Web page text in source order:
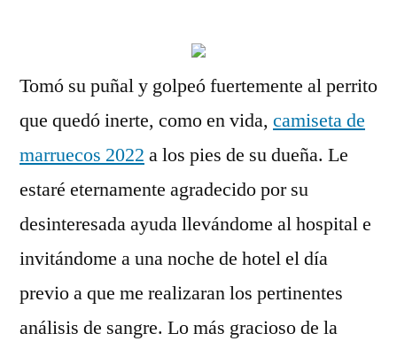
Tomó su puñal y golpeó fuertemente al perrito
que quedó inerte, como en vida, camiseta de
marruecos 2022 a los pies de su dueña. Le
estaré eternamente agradecido por su
desinteresada ayuda llevándome al hospital e
invitándome a una noche de hotel el día
previo a que me realizaran los pertinentes
análisis de sangre. Lo más gracioso de la